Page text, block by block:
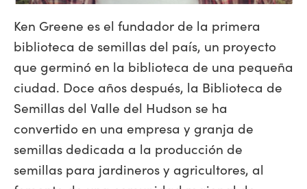
Ken Greene es el fundador de la primera
biblioteca de semillas del país, un proyecto
que germinó en la biblioteca de una pequeña
ciudad. Doce años después, la Biblioteca de
Semillas del Valle del Hudson se ha
convertido en una empresa y granja de
semillas dedicada a la producción de
semillas para jardineros y agricultores, al